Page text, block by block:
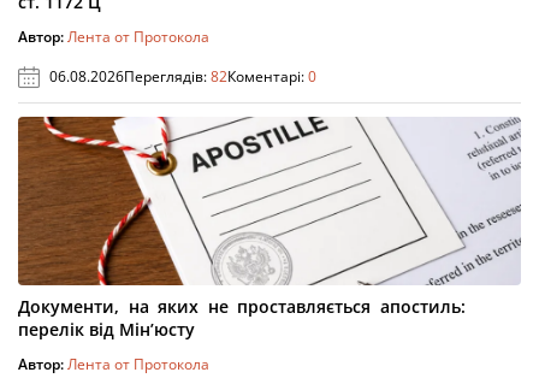
Автор:Лента от Протокола
06.08.2026Переглядів:82Коментарі:0
Документи, на яких не проставляється апостиль:
перелік від Мін’юсту
Автор:Лента от Протокола